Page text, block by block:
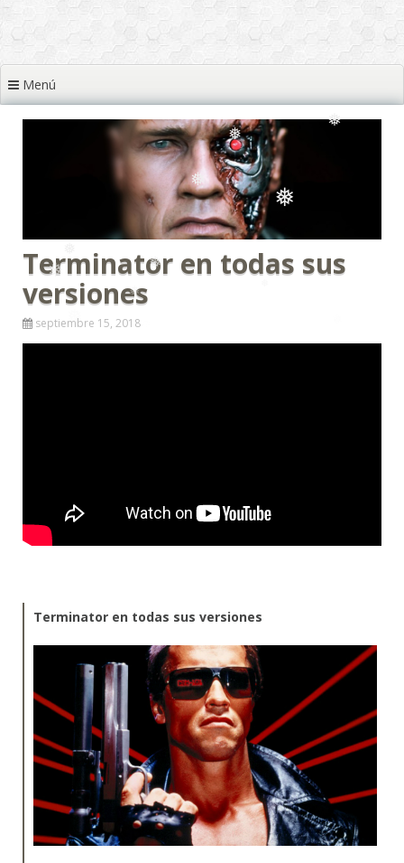
❅
❅
❅
❅
❅
❅
❅
❅
❅
Menú
Terminator en todas sus
versiones
septiembre 15, 2018
Terminator en todas sus versiones